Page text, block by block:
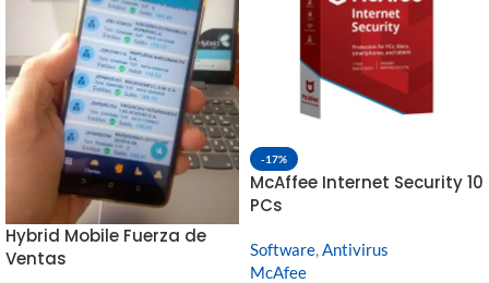
Hybrid Mobile Fuerza de
Ventas
-17%
McAffee Internet Security 10
PCs
Software,Antivirus
McAfee